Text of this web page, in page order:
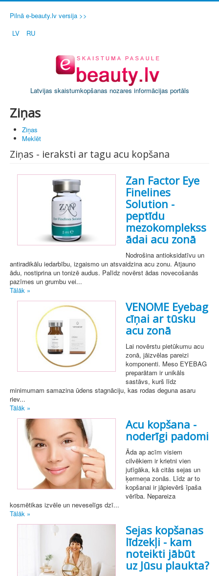
Pilnā e-beauty.lv versija >>
LV
RU
Latvijas skaistumkopšanas nozares informācijas portāls
Ziņas
Ziņas
Meklēt
Ziņas - ieraksti ar tagu acu kopšana
Zan Factor Eye
Finelines
Solution -
peptīdu
mezokomplekss
ādai acu zonā
Nodrošina antioksidatīvu un
antiradikālu iedarbību, izgaismo un atsvaidzina acu zonu. Atjauno
ādu, nostiprina un tonizē audus. Palīdz novērst ādas novecošanās
pazīmes un grumbu vei...
Tālāk »
VENOME Eyebag
cīņai ar tūsku
acu zonā
Lai novērstu pietūkumu acu
zonā, jāizvēlas pareizi
komponenti. Meso EYEBAG
preparātam ir unikāls
sastāvs, kurš līdz
minimumam samazina ūdens stagnāciju, kas rodas deguna asaru
riev...
Tālāk »
Acu kopšana -
noderīgi padomi
Āda ap acīm visiem
cilvēkiem ir krietni vien
jutīgāka, kā citās sejas un
ķermeņa zonās. Līdz ar to
kopšanai ir jāpievērš īpaša
vērība. Nepareiza
kosmētikas izvēle un neveselīgs dzī...
Tālāk »
Sejas kopšanas
līdzekļi - kam
noteikti jābūt
uz Jūsu plaukta?